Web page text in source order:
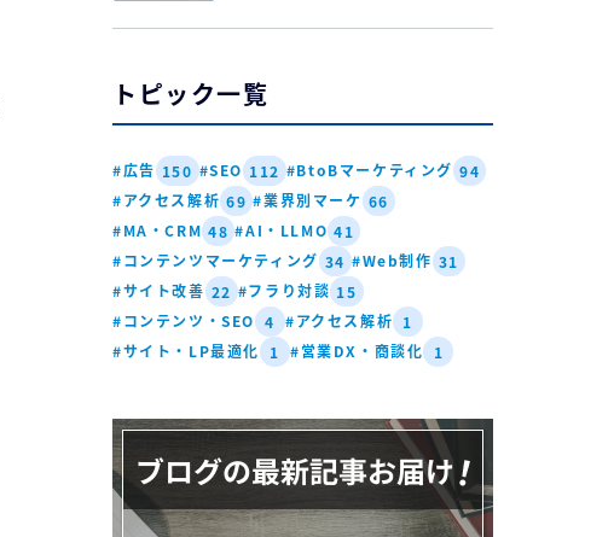
トピック一覧
#広告 150 #SEO 112 #BtoBマーケティング 94
#アクセス解析 69 #業界別マーケ 66
#MA・CRM 48 #AI・LLMO 41
#コンテンツマーケティング 34 #Web制作 31
#サイト改善 22 #フラり対談 15
#コンテンツ・SEO 4 #アクセス解析 1
#サイト・LP最適化
1 #営業DX・商談化 1